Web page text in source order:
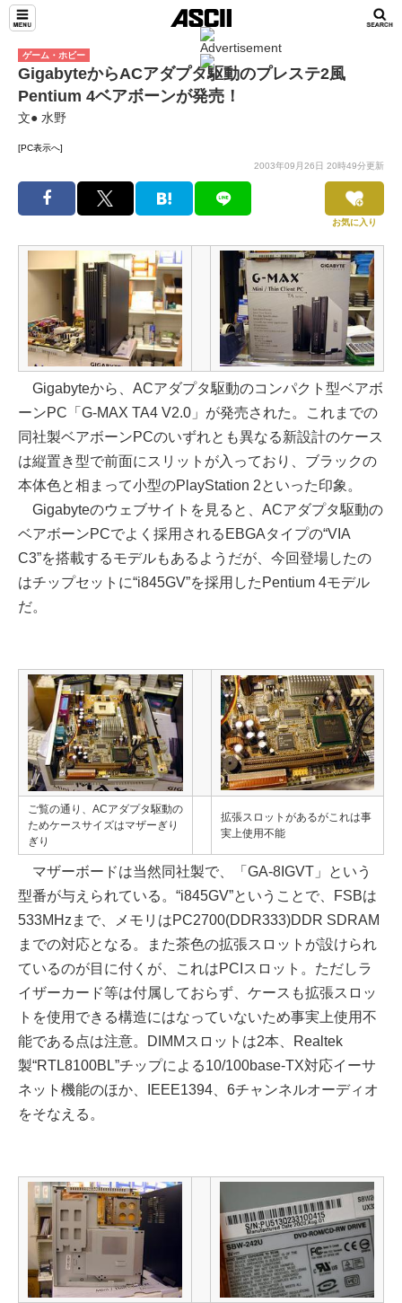
ゲーム・ホビー
GigabyteからACアダプタ駆動のプレステ2風
Pentium 4ベアボーンが発売！
文● 水野
[PC表示へ]
2003年09月26日 20時49分更新
お気に入り
Gigabyteから、ACアダプタ駆動のコンパクト型ベアボ
ーンPC「G-MAX TA4 V2.0」が発売された。これまでの
同社製ベアボーンPCのいずれとも異なる新設計のケース
は縦置き型で前面にスリットが入っており、ブラックの
本体色と相まって小型のPlayStation 2といった印象。
Gigabyteのウェブサイトを見ると、ACアダプタ駆動の
ベアボーンPCでよく採用されるEBGAタイプの“VIA
C3”を搭載するモデルもあるようだが、今回登場したの
はチップセットに“i845GV”を採用したPentium 4モデル
だ。
ご覧の通り、ACアダプタ駆動の
ためケースサイズはマザーぎり
ぎり
拡張スロットがあるがこれは事
実上使用不能
マザーボードは当然同社製で、「GA-8IGVT」という
型番が与えられている。“i845GV”ということで、FSBは
533MHzまで、メモリはPC2700(DDR333)DDR SDRAM
までの対応となる。また茶色の拡張スロットが設けられ
ているのが目に付くが、これはPCIスロット。ただしラ
イザーカード等は付属しておらず、ケースも拡張スロッ
トを使用できる構造にはなっていないため事実上使用不
能である点は注意。DIMMスロットは2本、Realtek
製“RTL8100BL”チップによる10/100base-TX対応イーサ
ネット機能のほか、IEEE1394、6チャンネルオーディオ
をそなえる。